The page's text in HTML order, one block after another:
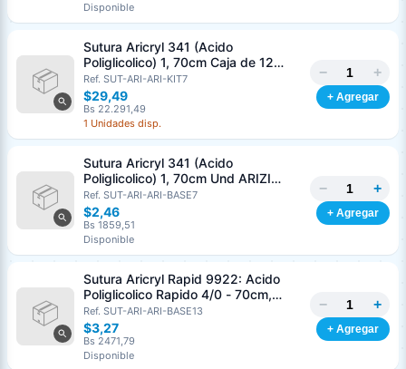
Disponible
Sutura Aricryl 341 (Acido
Poliglicolico) 1, 70cm Caja de 12
Unds ARIZI Aguja de 1/2 Circulo
Punta Conica 36mm
Ref. SUT-ARI-ARI-KIT7
$29,49
Bs 22.291,49
1 Unidades disp.
− +
+ Agregar
Sutura Aricryl 341 (Acido
Poliglicolico) 1, 70cm Und ARIZI
Aguja de 1/2 Circulo Punta Conica
36mm
Ref. SUT-ARI-ARI-BASE7
$2,46
Bs 1859,51
Disponible
− +
+ Agregar
Sutura Aricryl Rapid 9922: Acido
Poliglicolico Rapido 4/0 - 70cm,
aguja de 3/8 Corte Inverso 19mm
Und ARIZI Absorbible
Ref. SUT-ARI-ARI-BASE13
$3,27
Bs 2471,79
Disponible
− +
+ Agregar
Cancelar